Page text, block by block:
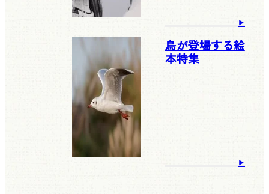
鳥が登場する絵
本特集